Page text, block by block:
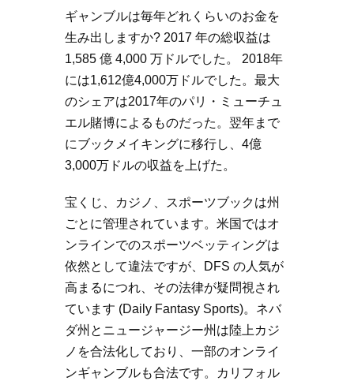
ギャンブルは毎年どれくらいのお金を
生み出しますか? 2017 年の総収益は
1,585 億 4,000 万ドルでした。 2018年
には1,612億4,000万ドルでした。最大
のシェアは2017年のパリ・ミューチュ
エル賭博によるものだった。翌年まで
にブックメイキングに移行し、4億
3,000万ドルの収益を上げた。
宝くじ、カジノ、スポーツブックは州
ごとに管理されています。米国ではオ
ンラインでのスポーツベッティングは
依然として違法ですが、DFS の人気が
高まるにつれ、その法律が疑問視され
ています (Daily Fantasy Sports)。ネバ
ダ州とニュージャージー州は陸上カジ
ノを合法化しており、一部のオンライ
ンギャンブルも合法です。カリフォル